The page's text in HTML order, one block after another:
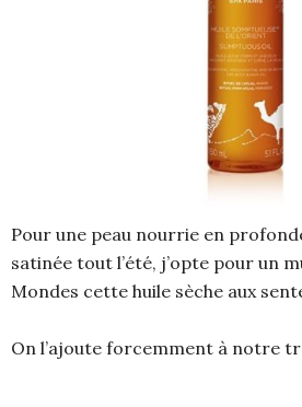
Pour une peau nourrie en
satinée tout l’été, j’opte pour un
Mondes cette huile sèche aux
On l’ajoute forcemment à notre